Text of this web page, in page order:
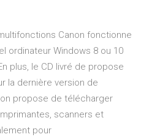
Canon fonctionne
ordinateur Windows 8 ou 10
plus, le CD livré de propose
la dernière version de
propose de télécharger
scanners et
pour